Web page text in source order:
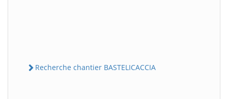
Recherche chantier BASTELICACCIA